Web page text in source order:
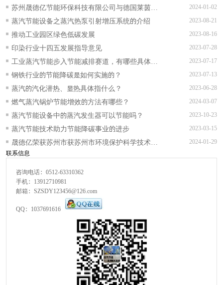
能降碳技术服务能力评价AAA级”证书！
苏州晟德亿节能环保科技有限公司与德国莱茵
TUV可持续发展战略合作正式签约
2024-01-02
蒸汽节能设备之蒸汽热泵引射增压系统的介绍 2023-08-21
推动工业园区绿色低碳发展 2023-08-16
印染行业十四五发展指导意见 2023-07-28
工业蒸汽节能步入节能减排赛道，有哪些具体的
实施措施？
2023-07-17
钢铁行业的节能降碳是如何实施的？ 2023-07-13
蒸汽的汽化潜热、显热具体指什么？ 2023-06-28
燃气蒸汽锅炉节能增效的方法有哪些？ 2024-03-07
蒸汽节能设备中的蒸汽发生器可以节能吗？ 2023-10-23
蒸汽节能技术助力节能降碳事业的进步 2023-03-15
晟德亿荣获苏州市获苏州市环境保护科学技术一
等奖等多项奖项
2024-01-29
联系信息
咨询电话：0512-63310362
手机：13912710981
邮箱：SZSDY123456@126.com
QQ：1037691616